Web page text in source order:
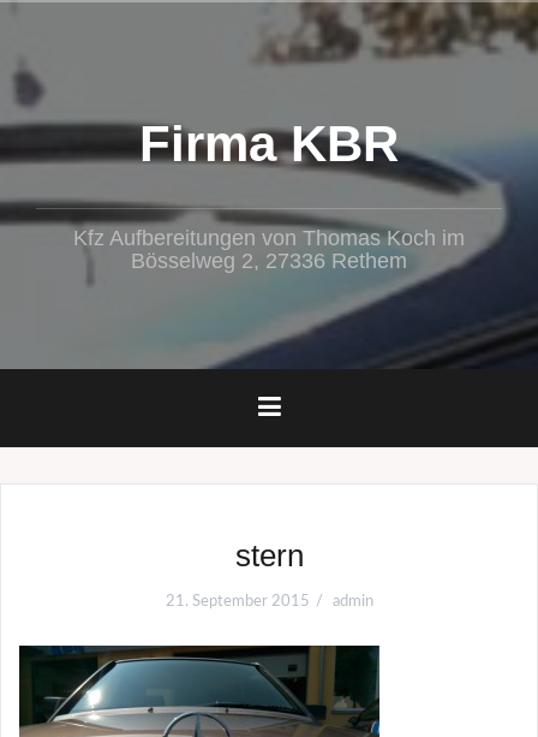
Firma KBR
Kfz Aufbereitungen von Thomas Koch im
Bösselweg 2, 27336 Rethem
stern
21. September 2015 admin